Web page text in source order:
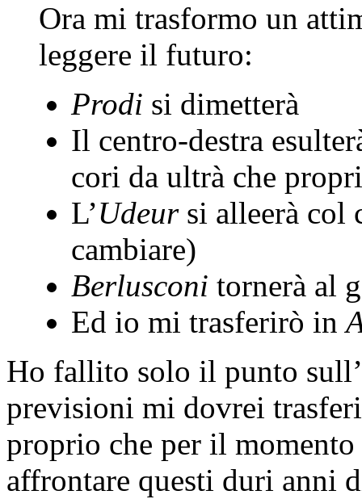
Ora mi trasformo un
leggere il futuro:
Prodi si dimetterà
Il centro-destra
cori da ultrà che
L’Udeursi alleerà col
cambiare)
Berlusconi tornerà al
Ed io mi trasferirò in
Ho fallito solo il punto sull’
previsioni mi dovrei
proprio che per il
affrontare questi duri anni